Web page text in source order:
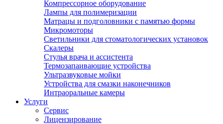
Компрессорное оборудование
Лампы для полимеризации
Матрацы и подголовники с памятью формы
Микромоторы
Светильники для стоматологических установок
Скалеры
Стулья врача и ассистента
Термозапаивающие устройства
Ультразвуковые мойки
Устройства для смазки наконечников
Интраоральные камеры
Услуги
Сервис
Лицензирование